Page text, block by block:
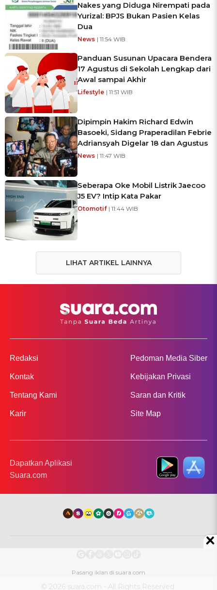
Nakes yang Diduga Nirempati pada
Yurizal: BPJS Bukan Pasien Kelas
Dua
News | 11:54 WIB
Panduan Susunan Upacara Bendera
17 Agustus di Sekolah Lengkap dari
Awal sampai Akhir
Lifestyle | 11:51 WIB
Dipimpin Hakim Richard Edwin
Basoeki, Sidang Praperadilan Febrie
Adriansyah Digelar 18 dan Agustus
News | 11:47 WIB
Seberapa Oke Mobil Listrik Jaecoo
J5 EV? Intip Kata Pakar
Otomotif | 11:44 WIB
LIHAT ARTIKEL LAINNYA
Redaksi
Kontak
Tentang Kami
Karir
Pedoman Media Siber
Kebijakan Privasi
Saran dan Kritik
Site Map
Dapatkan Aplikasi
Suara.com
© 2026 suara.com - All Rights Reserved.